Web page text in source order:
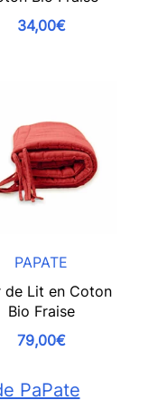
34,00€
PAPATE
de Lit en Coton
Bio Fraise
79,00€
PaPate